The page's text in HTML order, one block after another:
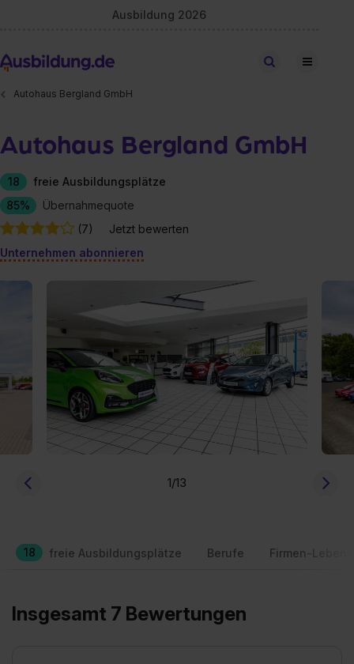
Ausbildung 2026
Stellen finden
Autohaus Bergland GmbH
Autohaus Bergland GmbH
18
freie Ausbildungsplätze
85%
Übernahmequote
(7)
Jetzt bewerten
Unternehmen abonnieren
1/13
18 freie Ausbildungsplätze Berufe Firmen-
Insgesamt 7 Bewertungen